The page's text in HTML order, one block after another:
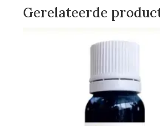
Gerelateerde